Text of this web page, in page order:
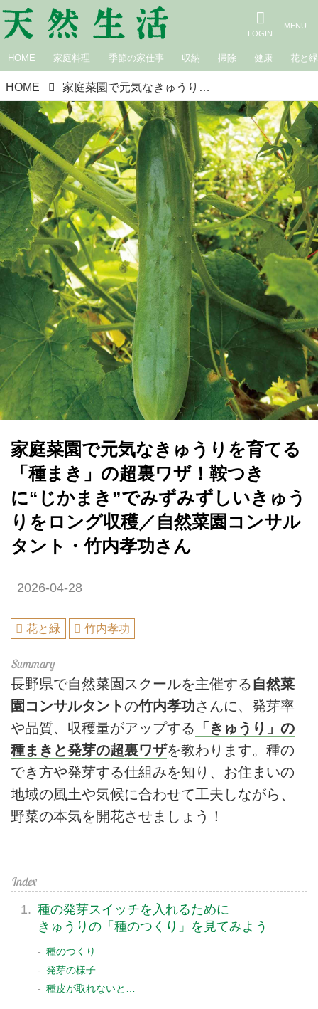
HOME 家庭料理 季節の家仕事 収納 掃除 健康 花と緑
HOME 家庭菜園で元気なきゅうりを育てる「種まき」の超裏ワザ！鞍つきに“じかまき”でみずみずしいきゅうりをロング収穫／自然菜園コンサルタント・竹内孝功さん
家庭菜園で元気なきゅうりを育てる
「種まき」の超裏ワザ！鞍つき
に“じかまき”でみずみずしいきゅう
りをロング収穫／自然菜園コンサル
タント・竹内孝功さん
2026-04-28
花と緑 竹内孝功
長野県で自然菜園スクールを主催する自然菜
園コンサルタントの竹内孝功さんに、発芽率
や品質、収穫量がアップする 「きゅうり」の
種まきと発芽の超裏ワザを教わります。種の
でき方や発芽する仕組みを知り、お住まいの
地域の風土や気候に合わせて工夫しながら、
野菜の本気を開花させましょう！
種の発芽スイッチを入れるために
きゅうりの「種のつくり」を見てみよう
種のつくり
発芽の様子
種皮が取れないと…